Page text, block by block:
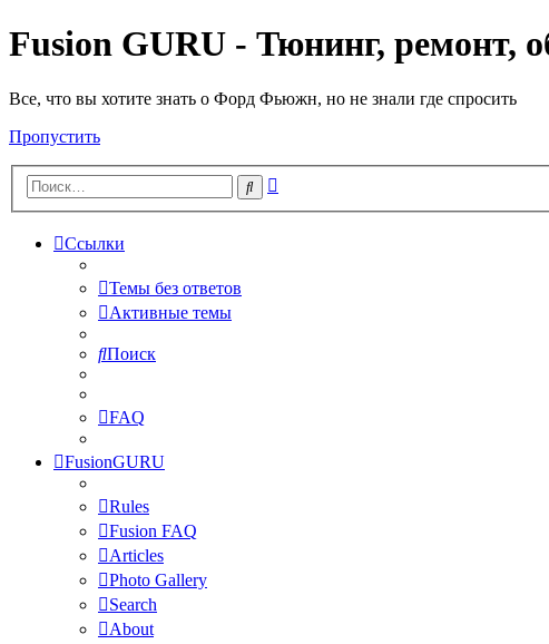
Fusion GURU - Тюнинг, ремонт,
Все, что вы хотите знать о Форд Фьюжн, но не знали где спросить
Пропустить
Поиск
Ссылки
Темы без ответов
Активные темы
Поиск
FAQ
FusionGURU
Rules
Fusion FAQ
Articles
Photo Gallery
Search
About